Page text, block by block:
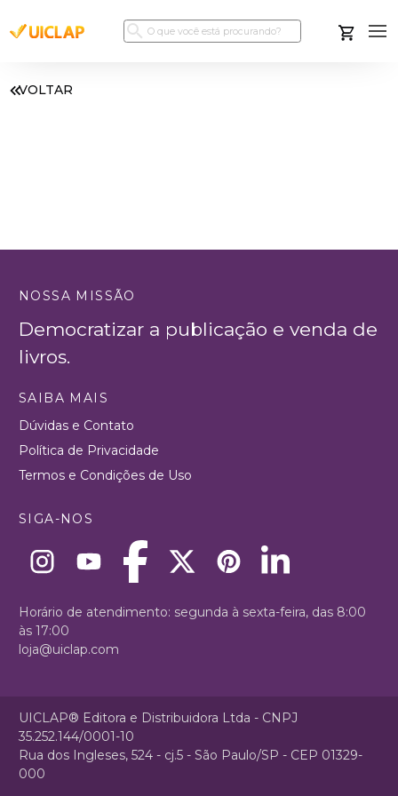
VOLTAR
NOSSA MISSÃO
Democratizar a publicação e venda de
livros.
SAIBA MAIS
Dúvidas e Contato
Política de Privacidade
Termos e Condições de Uso
SIGA-NOS
Horário de atendimento: segunda à sexta-feira, das 8:00
às 17:00
loja@uiclap.com
UICLAP® Editora e Distribuidora Ltda - CNPJ
35.252.144/0001-10
Rua dos Ingleses, 524 - cj.5 - São Paulo/SP - CEP 01329-
000